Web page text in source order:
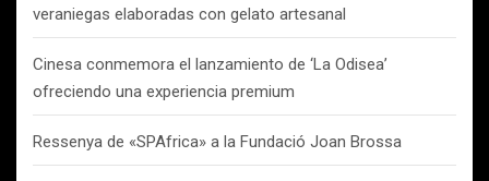
veraniegas elaboradas con gelato artesanal
Cinesa conmemora el lanzamiento de ‘La Odisea’
ofreciendo una experiencia premium
Ressenya de «SPAfrica» a la Fundació Joan Brossa